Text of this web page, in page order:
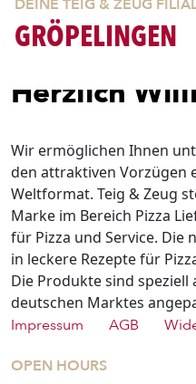
DEINE TEIG & ZEUG
GRÖPELINGEN
Herzlich
Wir ermöglichen Ihnen
den attraktiven Vorzügen
Weltformat. Teig & Zeug
Marke im Bereich Pizza
für Pizza und Service. Die
in leckere Rezepte für
Die Produkte sind speziell
deutschen Marktes
Impressum
AGB
OPEN HOURS